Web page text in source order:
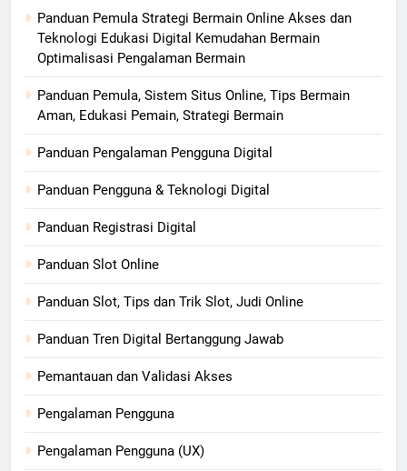
Panduan Pemula Strategi Bermain Online Akses dan
Teknologi Edukasi Digital Kemudahan Bermain
Optimalisasi Pengalaman Bermain
Panduan Pemula, Sistem Situs Online, Tips Bermain
Aman, Edukasi Pemain, Strategi Bermain
Panduan Pengalaman Pengguna Digital
Panduan Pengguna & Teknologi Digital
Panduan Registrasi Digital
Panduan Slot Online
Panduan Slot, Tips dan Trik Slot, Judi Online
Panduan Tren Digital Bertanggung Jawab
Pemantauan dan Validasi Akses
Pengalaman Pengguna
Pengalaman Pengguna (UX)